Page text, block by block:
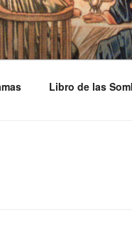
Libro de las